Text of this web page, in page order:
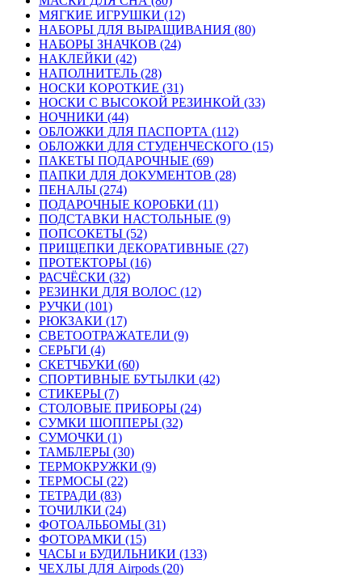
МЯГКИЕ ИГРУШКИ (12)
НАБОРЫ ДЛЯ ВЫРАЩИВАНИЯ (80)
НАБОРЫ ЗНАЧКОВ (24)
НАКЛЕЙКИ (42)
НАПОЛНИТЕЛЬ (28)
НОСКИ КОРОТКИЕ (31)
НОСКИ С ВЫСОКОЙ РЕЗИНКОЙ (33)
НОЧНИКИ (44)
ОБЛОЖКИ ДЛЯ ПАСПОРТА (112)
ОБЛОЖКИ ДЛЯ СТУДЕНЧЕСКОГО (15)
ПАКЕТЫ ПОДАРОЧНЫЕ (69)
ПАПКИ ДЛЯ ДОКУМЕНТОВ (28)
ПЕНАЛЫ (274)
ПОДАРОЧНЫЕ КОРОБКИ (11)
ПОДСТАВКИ НАСТОЛЬНЫЕ (9)
ПОПСОКЕТЫ (52)
ПРИЩЕПКИ ДЕКОРАТИВНЫЕ (27)
ПРОТЕКТОРЫ (16)
РАСЧЁСКИ (32)
РЕЗИНКИ ДЛЯ ВОЛОС (12)
РУЧКИ (101)
РЮКЗАКИ (17)
СВЕТООТРАЖАТЕЛИ (9)
СЕРЬГИ (4)
СКЕТЧБУКИ (60)
СПОРТИВНЫЕ БУТЫЛКИ (42)
СТИКЕРЫ (7)
СТОЛОВЫЕ ПРИБОРЫ (24)
СУМКИ ШОППЕРЫ (32)
СУМОЧКИ (1)
ТАМБЛЕРЫ (30)
ТЕРМОКРУЖКИ (9)
ТЕРМОСЫ (22)
ТЕТРАДИ (83)
ТОЧИЛКИ (24)
ФОТОАЛЬБОМЫ (31)
ФОТОРАМКИ (15)
ЧАСЫ и БУДИЛЬНИКИ (133)
ЧЕХЛЫ ДЛЯ Airpods (20)